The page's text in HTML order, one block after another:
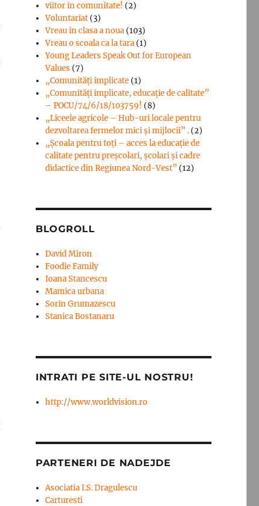
viitor in comunitate! (2)
Voluntariat (3)
Vreau in clasa a noua (103)
Vreau o scoala ca la tara (1)
Young Leaders Speak Out for European
Values (7)
„Comunități implicate (1)
„Comunități implicate, educație de calitate”
– POCU/74/6/18/103759! (8)
„Liceele agricole – Hub-uri locale pentru
dezvoltarea fermelor mici şi mijlocii” . (2)
„Școala pentru toți – acces la educație de
calitate pentru preșcolari, școlari și cadre
didactice din Regiunea Nord-Vest” (12)
BLOGROLL
David Miron
Foodie Family
Ioana Stancescu
Mamica urbana
Sorin Grumazescu
Stanica Bostanaru
INTRATI PE SITE-UL NOSTRU!
http://www.worldvision.ro
PARTENERI DE NADEJDE
Asociatia I.S. Dragulescu
Carturesti